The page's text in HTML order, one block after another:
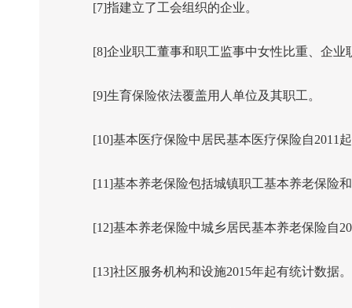
[7]指建立了工会组织的企业。
[8]企业职工董事和职工监事中女性比重、企
[9]生育保险依法覆盖用人单位及其职工。
[10]基本医疗保险中居民基本医疗保险自2011
[11]基本养老保险包括城镇职工基本养老保险
[12]基本养老保险中城乡居民基本养老保险自
[13]社区服务机构和设施2015年起有统计数据。